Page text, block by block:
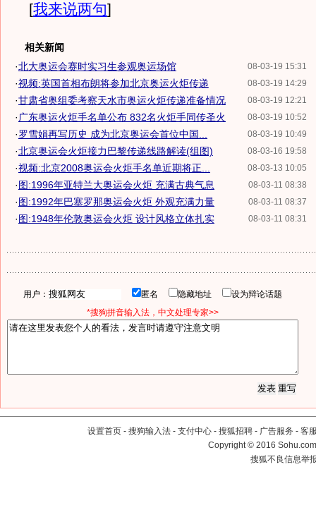
[我来说两句]
相关新闻
08-03-19 15:31
·北大奥运会赛时实习生参观奥运场馆
08-03-19 14:29
·视频:英国首相布朗将参加北京奥运火炬传递
08-03-19 12:21
·甘肃省奥组委考察天水市奥运火炬传递准备情况
08-03-19 10:52
· 广东奥运火炬手名单公布 832名火炬手同传圣火
08-03-19 10:49
·罗雪娟再写历史 成为北京奥运会首位中国...
08-03-16 19:58
·北京奥运会火炬接力巴黎传递线路解读(组图)
08-03-13 10:05
·视频:北京2008奥运会火炬手名单近期将正...
08-03-11 08:38
·图:1996年亚特兰大奥运会火炬 充满古典气息
08-03-11 08:37
·图:1992年巴塞罗那奥运会火炬 外观充满力量
08-03-11 08:31
·图:1948年伦敦奥运会火炬 设计风格立体扎实
用户： 匿名 隐藏地址
设为辩论话题
*搜狗拼音输入法，中文处理专家>>
设置首页 - 搜狗输入法 - 支付中心 - 搜狐招聘 - 广告服务 - 客
Copyright©2016
搜狐不良信息举